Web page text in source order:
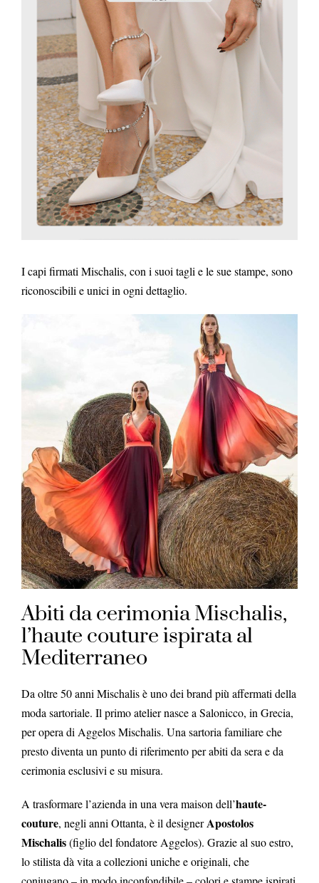
I capi firmati Mischalis, con i suoi tagli e le sue stampe, sono
riconoscibili e unici in ogni dettaglio.
Abiti da cerimonia Mischalis,
l’haute couture ispirata al
Mediterraneo
Da oltre 50 anni Mischalis è uno dei brand più affermati della
moda sartoriale. Il primo atelier nasce a Salonicco, in Grecia,
per opera di Aggelos Mischalis. Una sartoria familiare che
presto diventa un punto di riferimento per abiti da sera e da
cerimonia esclusivi e su misura.
A trasformare l’azienda in una vera maison dell’haute-
couture, negli anni Ottanta, è il designerApostolos
Mischalis(figlio del fondatore Aggelos). Grazie al suo estro,
lo stilista dà vita a collezioni uniche e originali, che